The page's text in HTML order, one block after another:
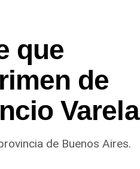
que
de
Varela
de Buenos Aires.